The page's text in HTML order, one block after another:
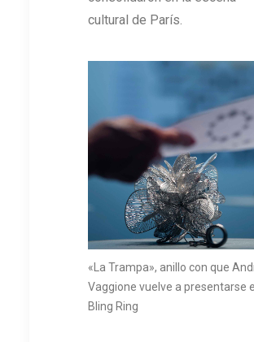
«La Trampa», anillo con que
Vaggione vuelve a presentarse
Bling Ring
cultural de París.